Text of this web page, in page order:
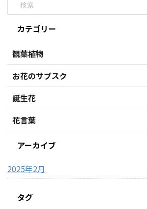
カテゴリー
観葉植物
お花のサブスク
誕生花
花言葉
アーカイブ
2025年2月
タグ